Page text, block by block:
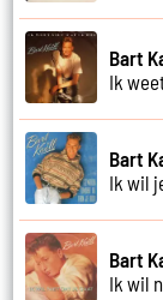
Bart
Ik
Bart
Ik wil
Bart
Ik wil